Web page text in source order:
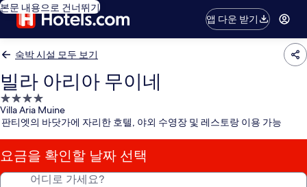
본문 내용으로 건너뛰기
앱 다운 받기
숙박 시설 모두 보기
빌라 아리아 무이네
4.0
성
급
숙
박
시
Villa Aria Muine
판티엣의 바닷가에 자리한 호텔, 야외 수영장 및 레스토랑 이용 가능
요금을 확인할 날짜 선택
어디로 가세요?